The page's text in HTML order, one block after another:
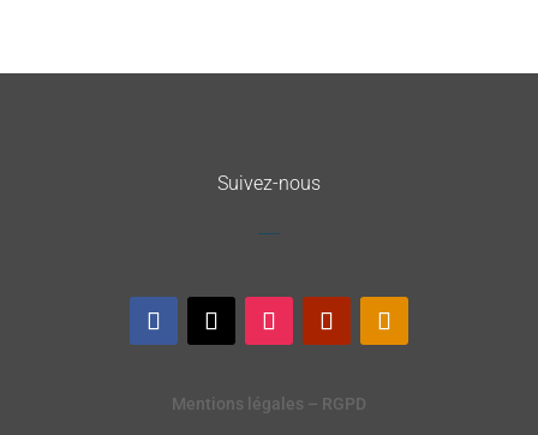
Suivez-nous
Mentions légales – RGPD